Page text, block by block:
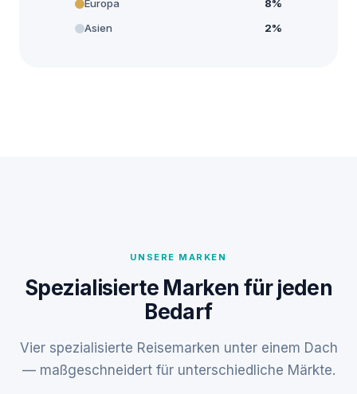
Europa
8%
Asien
2%
UNSERE MARKEN
Spezialisierte Marken für jeden
Bedarf
Vier spezialisierte Reisemarken unter einem Dach
— maßgeschneidert für unterschiedliche Märkte.